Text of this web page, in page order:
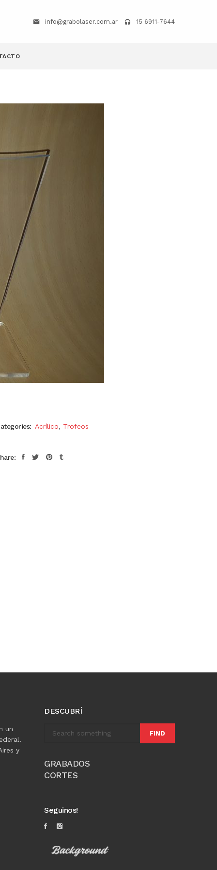
info@grabolaser.com.ar 15 6911-7644
Acrílico, Trofeos
un
y
DESCUBRÍ
FIND
GRABADOS
CORTES
Seguinos!